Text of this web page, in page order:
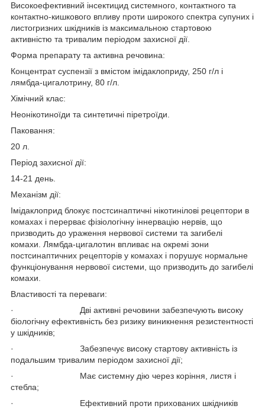
Високоефективний інсектицид системного, контактного та
контактно-кишкового впливу проти широкого спектра супуних і
листогризних шкідників із максимальною стартовою
активністю та тривалим періодом захисної дії.
Форма препарату та активна речовина:
Концентрат суспензії з вмістом імідаклоприду, 250 г/л і
лямбда-цигалотрину, 80 г/л.
Хімічний клас:
Неонікотиноїди та синтетичні піретроїди.
Паковання:
20 л.
Період захисної дії:
14-21 день.
Механізм дії:
Імідаклоприд блокує постсинаптичні нікотинілові рецептори в
комахах і перерває фізіологічну іннервацію нервів, що
призводить до ураження нервової системи та загибелі
комахи. Лямбда-цигалотин впливає на окремі зони
постсинаптичних рецепторів у комахах і порушує нормальне
функціонування нервової системи, що призводить до загибелі
комахи.
Властивості та переваги:
· Дві активні речовини забезпечують високу
біологічну ефективність без ризику виникнення резистентності
у шкідників;
· Забезпечує високу стартову активність із
подальшим тривалим періодом захисної дії;
· Має системну дію через коріння, листя і
стебла;
· Ефективний проти прихованих шкідників